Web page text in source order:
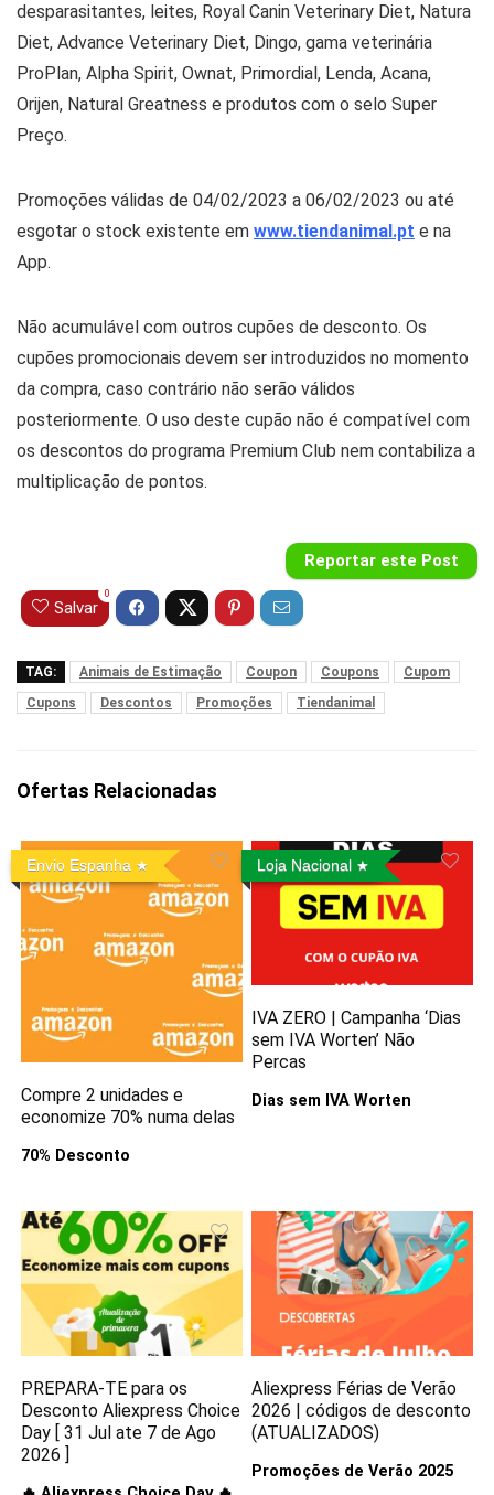
desparasitantes, leites, Royal Canin Veterinary Diet, Natura
Diet, Advance Veterinary Diet, Dingo, gama veterinária
ProPlan, Alpha Spirit, Ownat, Primordial, Lenda, Acana,
Orijen, Natural Greatness e produtos com o selo Super
Preço.
Promoções válidas de 04/02/2023 a 06/02/2023 ou até
esgotar o stock existente em www.tiendanimal.pt e na
App.
Não acumulável com outros cupões de desconto. Os
cupões promocionais devem ser introduzidos no momento
da compra, caso contrário não serão válidos
posteriormente. O uso deste cupão não é compatível com
os descontos do programa Premium Club nem contabiliza a
multiplicação de pontos.
Reportar este Post
Salvar
0
TAG: Animais de Estimação Coupon Coupons
Cupom
Cupons
Descontos Promoções Tiendanimal
Ofertas Relacionadas
Envio Espanha
Compre 2 unidades e
economize 70% numa delas
70% Desconto
Loja Nacional
IVA ZERO | Campanha ‘Dias
sem IVA Worten’ Não
Percas
Dias sem IVA Worten
PREPARA-TE para os
Desconto Aliexpress Choice
Day [ 31 Jul ate 7 de Ago
2026 ]
Aliexpress Férias de Verão
2026 | códigos de desconto
(ATUALIZADOS)
Promoções de Verão 2025